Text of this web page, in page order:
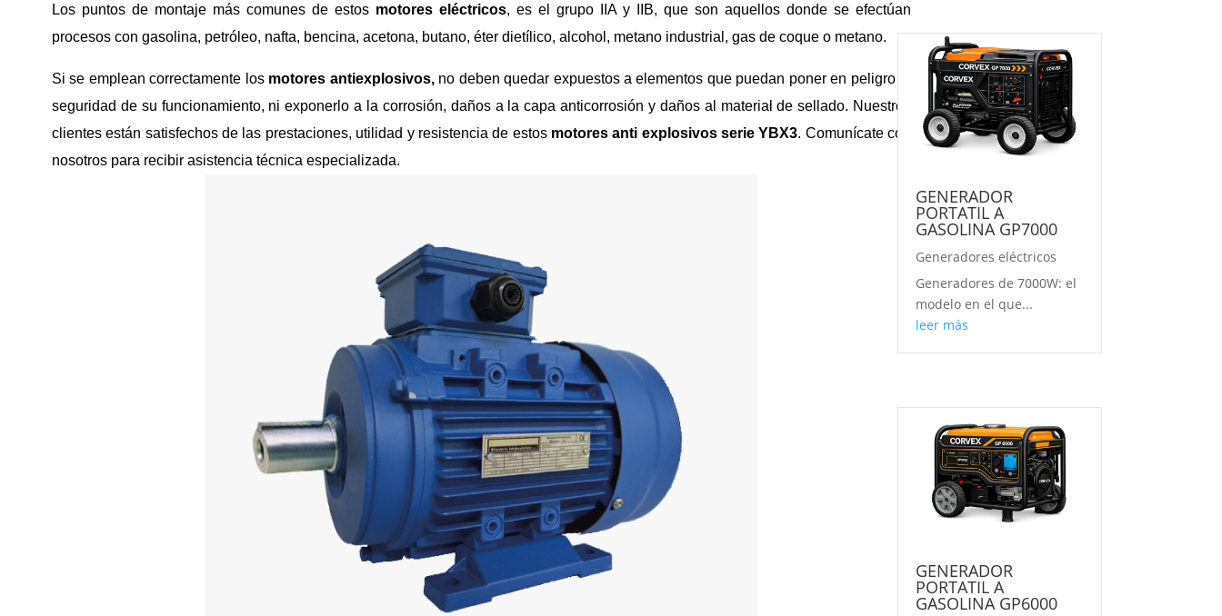
Los puntos de montaje más comunes de estos motores eléctricos, es el grupo IIA y IIB, que son aquellos donde se efectúan
procesos con gasolina, petróleo, nafta, bencina, acetona, butano, éter dietílico, alcohol, metano industrial, gas de coque o metano.
Si se emplean correctamente los motores antiexplosivos,no deben quedar expuestos a elementos que puedan poner en peligro la
seguridad de su funcionamiento, ni exponerlo a la corrosión, daños a la capa anticorrosión y daños al material de sellado. Nuestros
clientes están satisfechos de las prestaciones, utilidad y resistencia de estos motores anti explosivos serie YBX3. Comunícate con
nosotros para recibir asistencia técnica especializada.
GENERADOR
PORTATIL A
GASOLINA GP7000
Generadores eléctricos
Generadores de 7000W: el
modelo en el que...
leer más
GENERADOR
PORTATIL A
GASOLINA GP6000